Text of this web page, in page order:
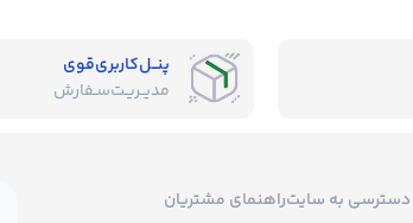
پنــل‌کاربری‌قوی
مدیــریـت‌سـفارش
دسترسی به سایتراهنمای مشتریان